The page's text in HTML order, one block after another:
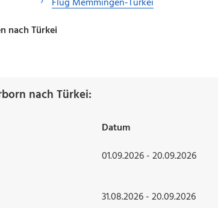
nach Türkei
nach Türkei:
Datum
01.09.2026 - 20.09.2026
31.08.2026 - 20.09.2026